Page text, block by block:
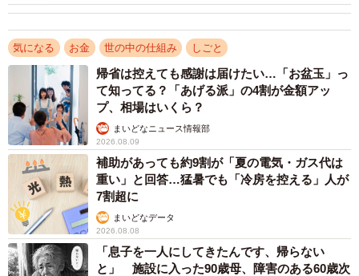
理的背景は、どこにあるのでしょうか。
「年に数回の1000円イベント」であってもモヤモヤが生じ
るのは、過去の「搾取された体験」とリンクしていること
があります。人は選択肢を奪われた状況に強いストレスを
感じやすいためです。
お金に限らず、自由や時間を強制的に奪われた経験がある
と、同じような強要の場面で感情が刺激されやすくなりま
す。その結果、1000円程度の出来事であっても、不釣り合
いなほど心がざわついてしまうのです。
ー「払わない」と言えない場合でも、モヤモヤを減らすた
気になる お金 世の中の仕組み しごと
帰省は控えても感謝は届けたい…「お盆玉」っ
て知ってる？「あげる派」の4割が金額アッ
プ、相場はいくら？
まいどなニュース情報部
2026.08.09
補助があっても約9割が「夏の電気・ガス代は
重い」と回答…猛暑でも「冷房を控える」人が
7割超に
まいどなデータ
2026.08.08
「息子を一人にしてきたんです、帰らない
と」 施設に入った90歳母、障害のある60歳次